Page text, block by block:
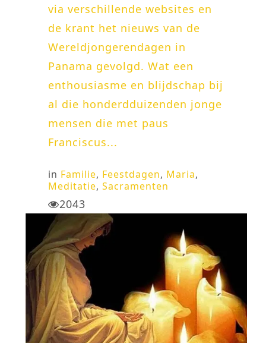
via verschillende websites en
de krant het nieuws van de
Wereldjongerendagen in
Panama gevolgd. Wat een
enthousiasme en blijdschap bij
al die honderdduizenden jonge
mensen die met paus
Franciscus...
in Familie, Feestdagen, Maria,
Meditatie,Sacramenten
2043